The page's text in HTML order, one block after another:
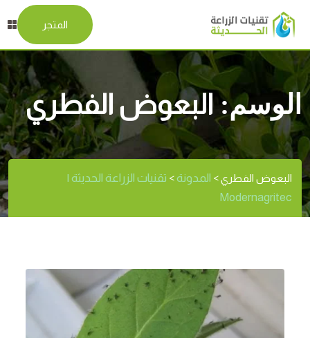
المتجر
الوسم:البعوض الفطري
البعوض الفطري> المدونة> تقنيات الزراعة الحديثة |
Modernagritec